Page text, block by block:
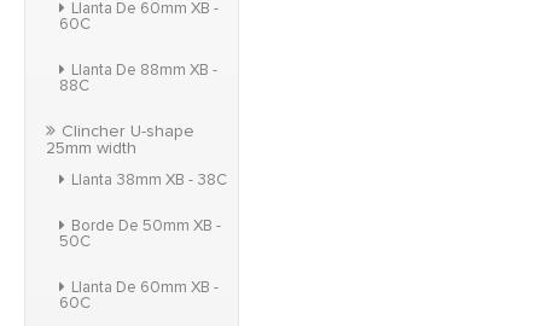
Llanta De 60mm XB -
60C
Llanta De 88mm XB -
88C
Clincher U-shape
25mm width
Llanta 38mm XB - 38C
Borde De 50mm XB -
50C
Llanta De 60mm XB -
60C